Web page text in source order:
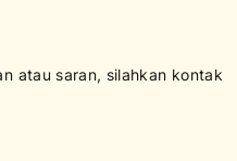
atau saran, silahkan kontak